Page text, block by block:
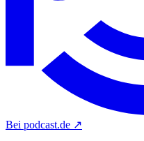
Bei podcast.de ↗